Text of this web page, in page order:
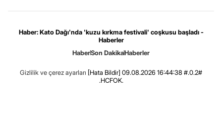
Haber: Kato Dağı'nda 'kuzu kırkma festivali' coşkusu başladı -
Haberler
HaberSon DakikaHaberler
Gizlilik ve çerez ayarları [Hata Bildir] 09.08.2026 16:44:38 #.0.2#
.HCFOK.